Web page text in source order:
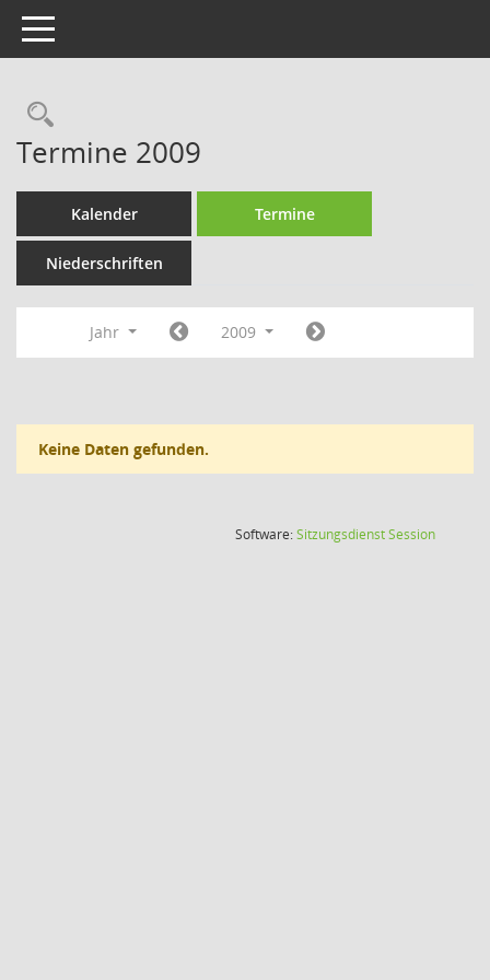
Toggle navigation
Rechercheauswahl
Termine 2009
Kalender Termine
Niederschriften
Jahr 2009
Keine Daten gefunden.
Software:SitzungsdienstSession(Wird in